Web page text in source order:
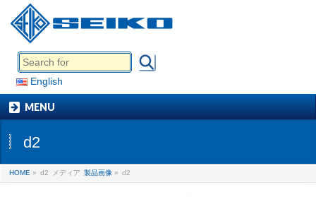
English
MENU
d2
HOME » d2 メディア 製品画像 » d2